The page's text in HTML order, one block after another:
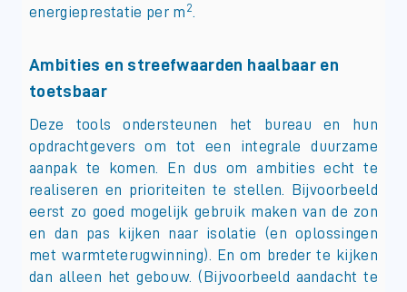
energieprestatie per m 2
Ambities en streefwaarden haalbaar en
toetsbaar
Deze tools ondersteunen het bureau en hun
opdrachtgevers om tot een integrale duurzame
aanpak te komen. En dus om ambities echt te
realiseren en prioriteiten te stellen. Bijvoorbeeld
eerst zo goed mogelijk gebruik maken van de zon
en dan pas kijken naar isolatie (en oplossingen
met warmteterugwinning). En om breder te kijken
dan alleen het gebouw. (Bijvoorbeeld aandacht te